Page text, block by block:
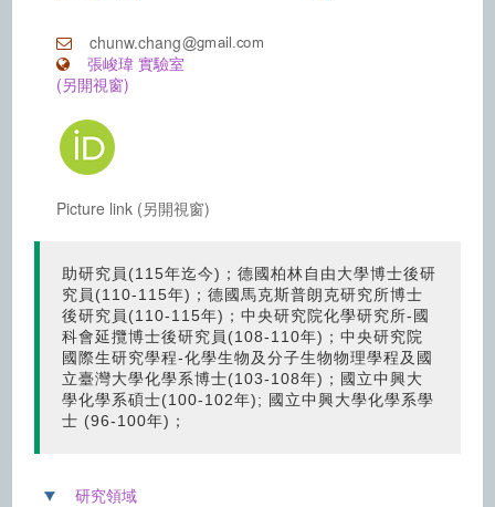
chunw.chang
張峻瑋 實驗室
(另開視窗)
Picture link (另開視窗)
助研究員(115年迄今)；德國柏林自由大學博士後研
究員(110-115年)；德國馬克斯普朗克研究所博士
後研究員(110-115年)；中央研究院化學研究所-國
科會延攬博士後研究員(108-110年)；中央研究院
國際生研究學程-化學生物及分子生物物理學程及國
立臺灣大學化學系博士(103-108年)；國立中興大
學化學系碩士(100-102年); 國立中興大學化學系學
士 (96-100年)；
研究領域